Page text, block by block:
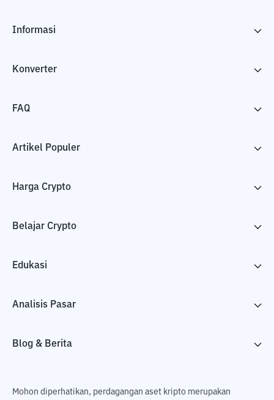
Informasi
Konverter
FAQ
Artikel Populer
Harga Crypto
Belajar Crypto
Edukasi
Analisis Pasar
Blog & Berita
Mohon diperhatikan, perdagangan aset kripto merupakan